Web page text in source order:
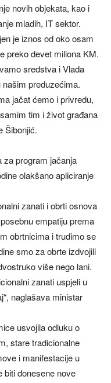
novih objekata, kao i
mladih, IT sektor.
je iznos od oko osam
preko devet miliona KM.
sredstva i Vlada
preduzećima.
jačat ćemo i privredu,
tim i život građana
Šibonjić.
za program jačanja
olakšano apliciranje
zanati i obrti osnova
empatiju prema
obrtnicima i trudimo se
smo za obrte izdvojili
više nego lani.
zanati uspjeli u
naglašava ministar
usvojila odluku o
stare tradicionalne
i manifestacije u
biti donesene nove